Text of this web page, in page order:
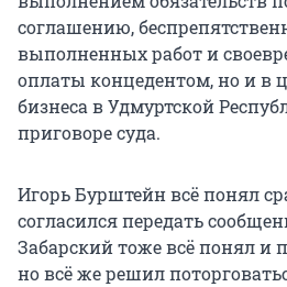
соглашению,
выполненных работ и
оплаты концедентом, но и в
бизнеса в Удмуртской
приговоре суда.
Игорь Бурштейн всё понял
согласился передать
Забарский тоже всё понял и
но всё же решил